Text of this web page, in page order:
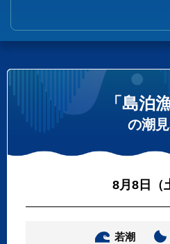
「島泊
の潮
若潮